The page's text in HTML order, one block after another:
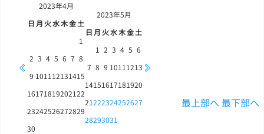
2023年4月
日 月 火水木金土
1
2 3 4 5 6 7 8
9 1011 12131415
16171819202122
23242526272829
30
2023年5月
日 月 火水木金土
1 2 3 4 5 6
7 8 9 1011 1213
14151617181920
21222324252627
28293031
最上部へ 最下部へ